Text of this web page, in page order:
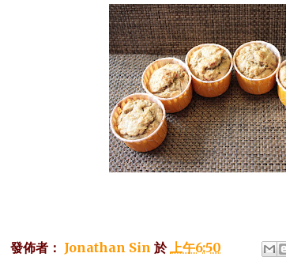
發佈者： Jonathan Sin 於上午6:50